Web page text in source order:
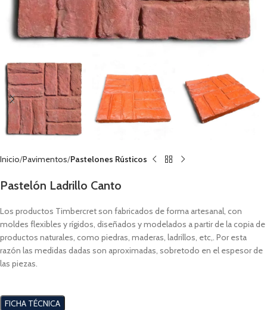
Inicio Pavimentos Pastelones Rústicos
Pastelón Ladrillo Canto
Los productos Timbercret son fabricados de forma artesanal, con
moldes flexibles y rígidos, diseñados y modelados a partir de la copia de
productos naturales, como piedras, maderas, ladrillos, etc,. Por esta
razón las medidas dadas son aproximadas, sobretodo en el espesor de
las piezas.
FICHA TÉCNICA